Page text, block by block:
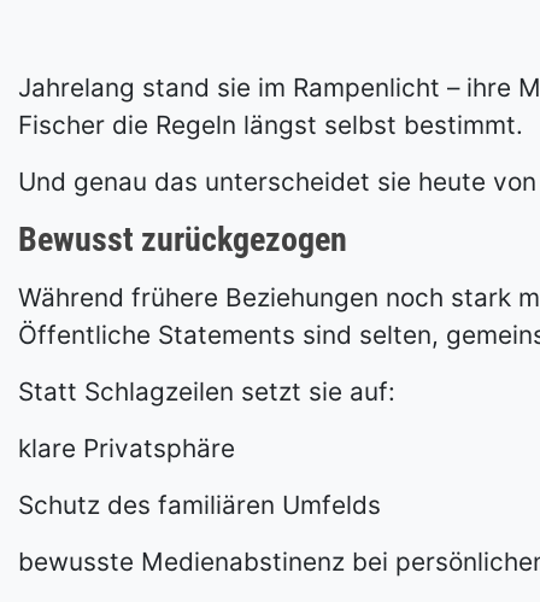
Jahrelang stand sie im Rampenlicht – ihre
Fischer die Regeln längst selbst bestimmt.
Und genau das unterscheidet sie heute
Bewusst zurückgezogen
Während frühere Beziehungen noch stark
Öffentliche Statements sind selten,
Statt Schlagzeilen setzt sie auf:
klare Privatsphäre
Schutz des familiären Umfelds
bewusste Medienabstinenz bei